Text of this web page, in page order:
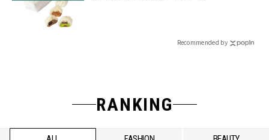
Recommended by
RANKING